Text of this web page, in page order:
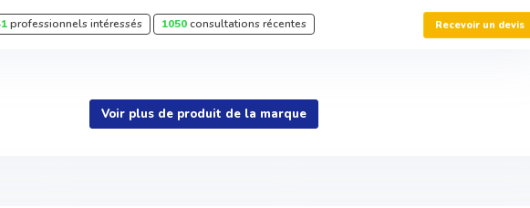
professionnels intéressés 1050consultations récentes Recevoir un devis
Voir plus de produit de la marque